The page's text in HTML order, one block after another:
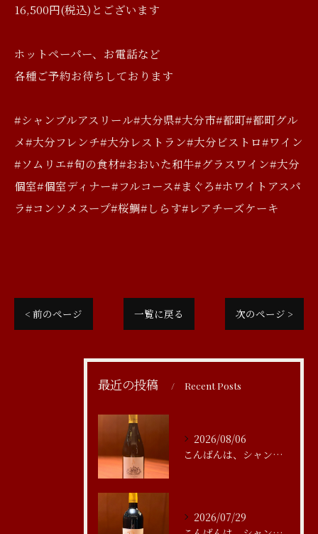
16,500円(税込)とございます
ホットペーパー、お電話など
各種ご予約お待ちしております
#シャンブルアスリール#大分県#大分市#都町#都町グル
メ#大分フレンチ#大分レストラン#大分ビストロ#ワイン
#ソムリエ#旬の食材#おおいた和牛#グラスワイン#大分
個室#個室ディナー#フルコース#まぐろ#ホワイトアスパ
ラ#コンソメスープ#桜鯛#しらす#レアチーズケーキ
< 前のページ 一覧に戻る 次のページ >
最近の投稿 Recent Posts
2026/08/06
こんばんは、シャンブルアスリール清水です
2026/07/29